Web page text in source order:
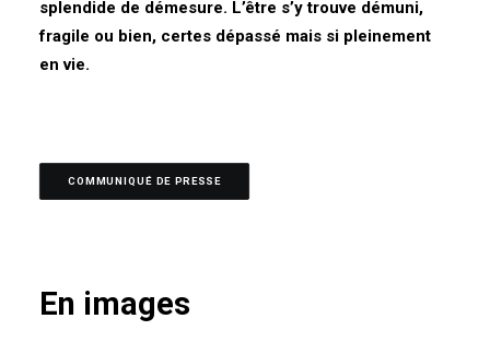
splendide de démesure. L’être s’y trouve démuni,
fragile ou bien, certes dépassé mais si pleinement
en vie.
COMMUNIQUÉ DE PRESSE
En images